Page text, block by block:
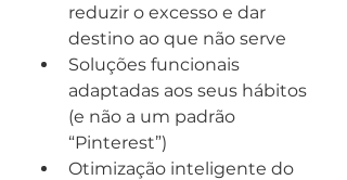
reduzir o excesso e dar
destino ao que não serve
Soluções funcionais
adaptadas aos seus hábitos
(e não a um padrão
“Pinterest”)
Otimização inteligente do